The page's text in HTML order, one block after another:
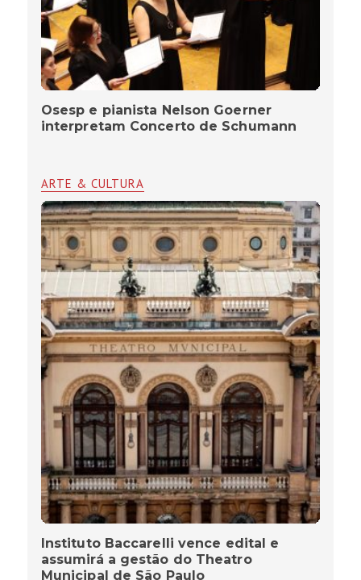
Osesp e pianista Nelson Goerner
interpretam Concerto de Schumann
ARTE & CULTURA
Instituto Baccarelli vence edital e
assumirá a gestão do Theatro
Municipal de São Paulo